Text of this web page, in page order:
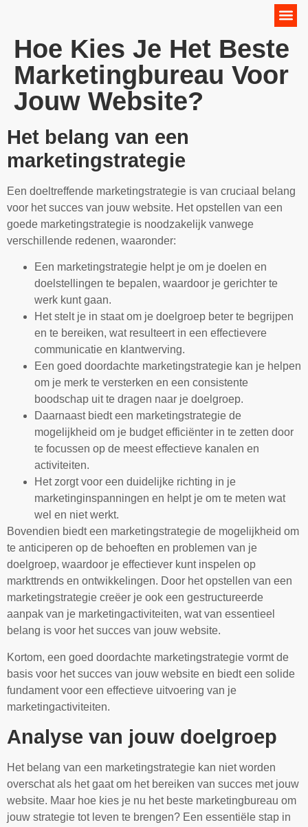
Hoe Kies Je Het Beste
Marketingbureau Voor
Jouw Website?
Het belang van een
marketingstrategie
Een doeltreffende marketingstrategie is van cruciaal belang
voor het succes van jouw website. Het opstellen van een
goede marketingstrategie is noodzakelijk vanwege
verschillende redenen, waaronder:
Een marketingstrategie helpt je om je doelen en
doelstellingen te bepalen, waardoor je gerichter te
werk kunt gaan.
Het stelt je in staat om je doelgroep beter te begrijpen
en te bereiken, wat resulteert in een effectievere
communicatie en klantwerving.
Een goed doordachte marketingstrategie kan je helpen
om je merk te versterken en een consistente
boodschap uit te dragen naar je doelgroep.
Daarnaast biedt een marketingstrategie de
mogelijkheid om je budget efficiënter in te zetten door
te focussen op de meest effectieve kanalen en
activiteiten.
Het zorgt voor een duidelijke richting in je
marketinginspanningen en helpt je om te meten wat
wel en niet werkt.
Bovendien biedt een marketingstrategie de mogelijkheid om
te anticiperen op de behoeften en problemen van je
doelgroep, waardoor je effectiever kunt inspelen op
markttrends en ontwikkelingen. Door het opstellen van een
marketingstrategie creëer je ook een gestructureerde
aanpak van je marketingactiviteiten, wat van essentieel
belang is voor het succes van jouw website.
Kortom, een goed doordachte marketingstrategie vormt de
basis voor het succes van jouw website en biedt een solide
fundament voor een effectieve uitvoering van je
marketingactiviteiten.
Analyse van jouw doelgroep
Het belang van een marketingstrategie kan niet worden
overschat als het gaat om het bereiken van succes met jouw
website. Maar hoe kies je nu het beste marketingbureau om
jouw strategie tot leven te brengen? Een essentiële stap in